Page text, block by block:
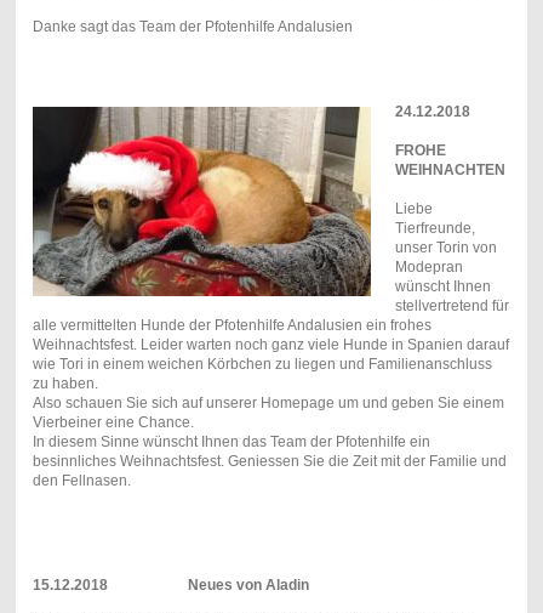
Danke sagt das Team der Pfotenhilfe Andalusien
24.12.2018
FROHE
WEIHNACHTEN
Liebe
Tierfreunde,
unser Torin von
Modepran
wünscht Ihnen
stellvertretend für
alle vermittelten Hunde der Pfotenhilfe Andalusien ein frohes
Weihnachtsfest. Leider warten noch ganz viele Hunde in Spanien darauf
wie Tori in einem weichen Körbchen zu liegen und Familienanschluss
zu haben.
Also schauen Sie sich auf unserer Homepage um und geben Sie einem
Vierbeiner eine Chance.
In diesem Sinne wünscht Ihnen das Team der Pfotenhilfe ein
besinnliches Weihnachtsfest. Geniessen Sie die Zeit mit der Familie und
den Fellnasen.
15.12.2018 Neues von Aladin